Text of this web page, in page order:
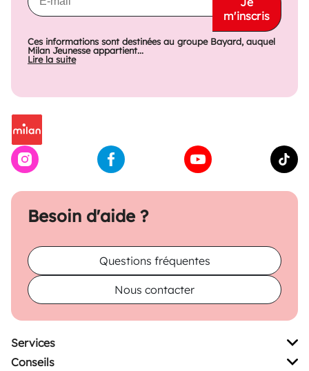
Besoin d'aide ?
Questions fréquentes
Nous contacter
m'inscris
Ces informations sont destinées au groupe Bayard, auquel
Milan Jeunesse appartient...
Lire la suite
Services
Conseils